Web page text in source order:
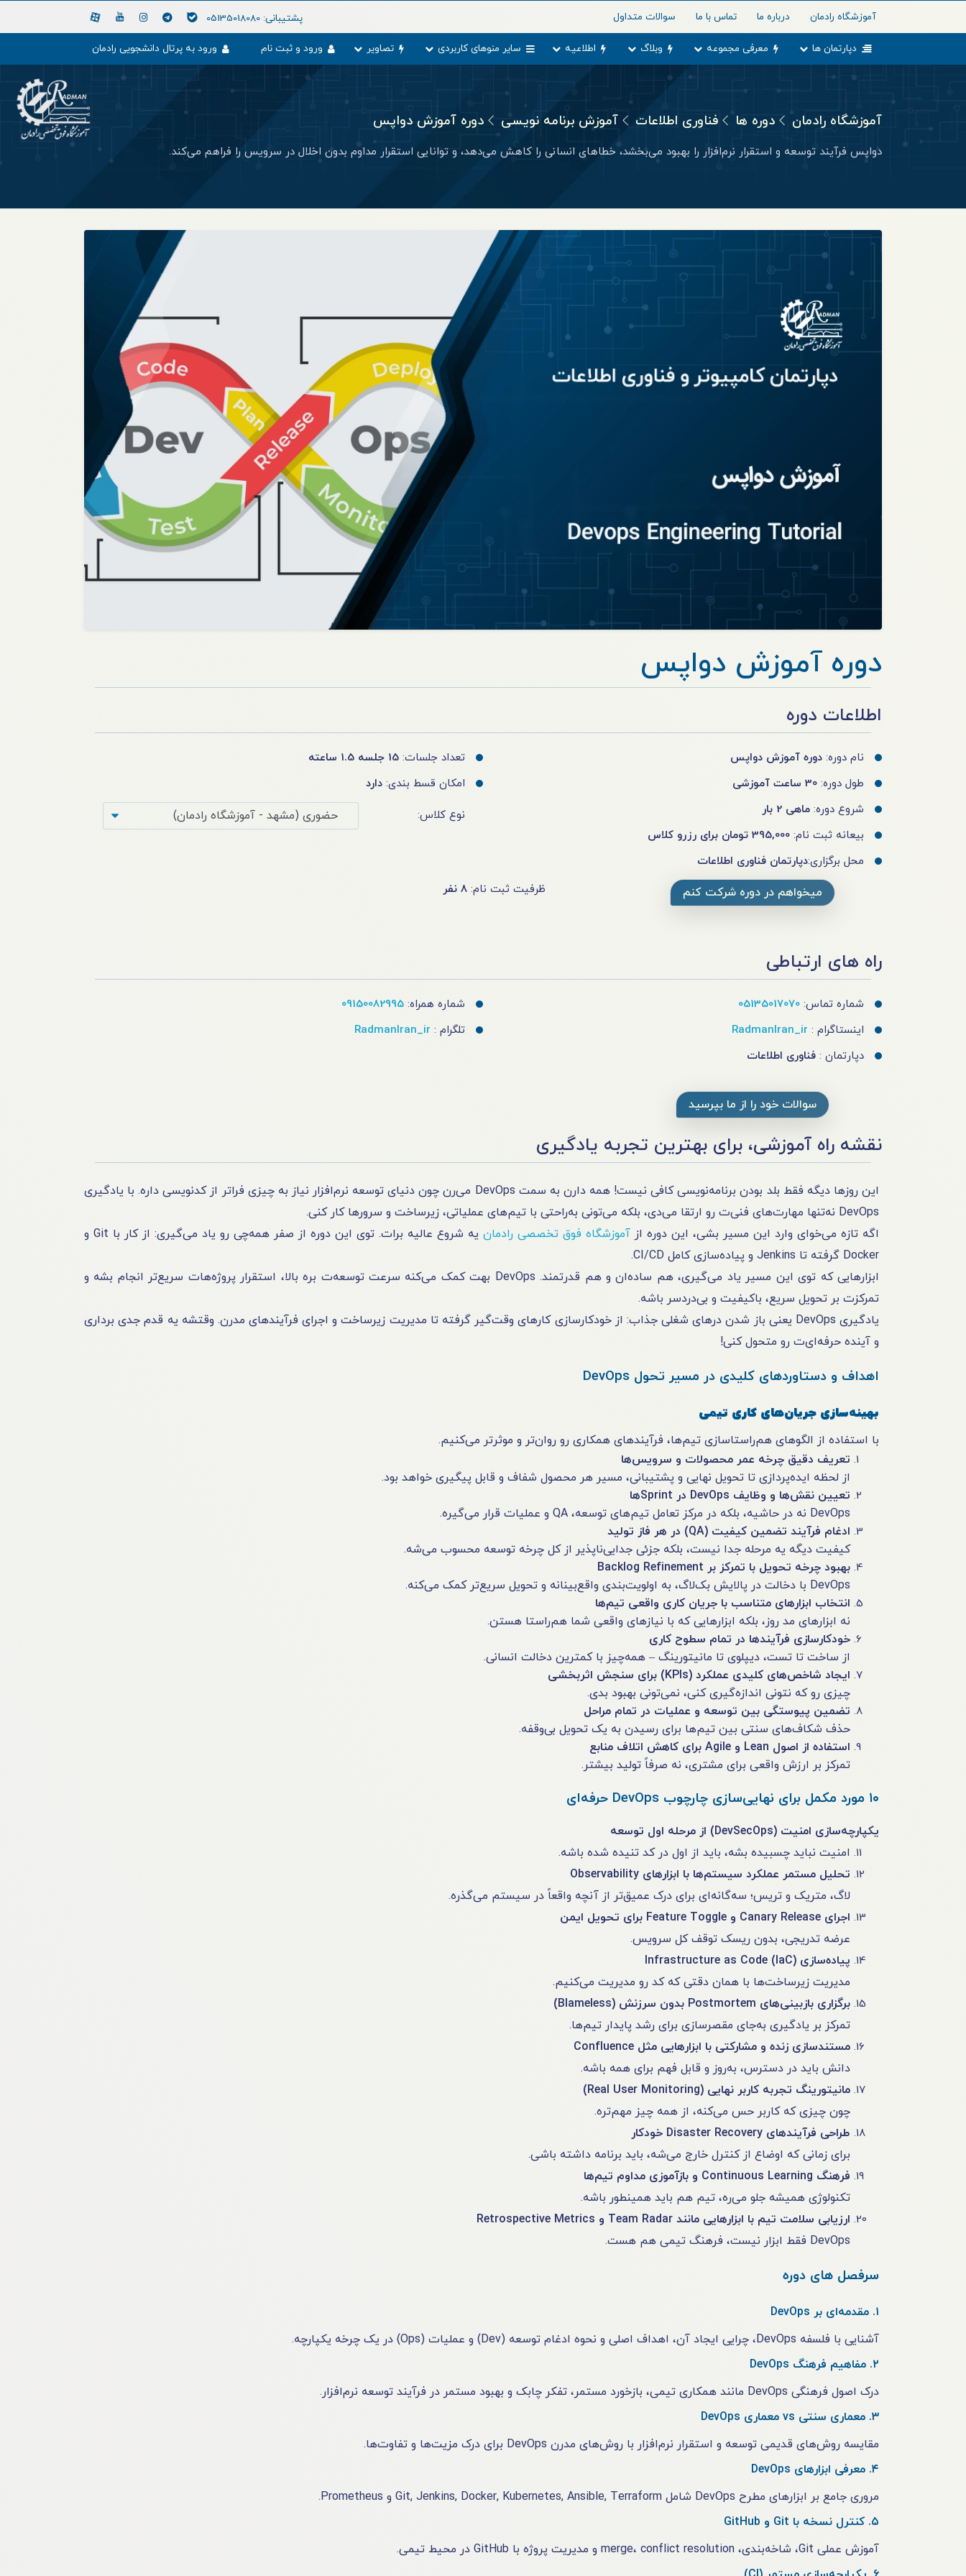
آموزشگاه رادمان درباره ما تماس با ما سوالات متداول پشتیبانی:
دپارتمان ها معرفی مجموعه وبلاگ اطلاعیه سایر منوهای کاربردی تصاویر ورود و ثبت نام ورود به پرتال دانشجویی رادمان
آموزشگاه رادمان دوره ها فناوری اطلاعات آموزش برنامه نویسی دوره آموزش دواپس
دواپس فرآیند توسعه و استقرار نرم‌افزار را بهبود می‌بخشد، خطاهای انسانی را کاهش می‌دهد، و توانایی استقرار مداوم بدون اخلال در سرویس را فراهم می‌کند.
دوره آموزش دواپس
اطلاعات دوره
نام دوره: دوره آموزش دواپس
طول دوره: 30 ساعت آموزشی
شروع دوره: ماهی 2 بار
بیعانه ثبت نام: 395,000 تومان برای رزرو کلاس
محل برگزاری:دپارتمان فناوری اطلاعات
تعداد جلسات: 15 جلسه 1.5 ساعته
امکان قسط بندی: دارد
نوع کلاس:
میخواهم در دوره شرکت کنم ظرفیت ثبت نام:8 نفر
راه های ارتباطی
شماره تماس: 05135017070
اینستاگرام : RadmanIran_ir
دپارتمان : فناوری اطلاعات
شماره همراه: 09150082995
تلگرام : RadmanIran_ir
سوالات خود را از ما بپرسید
نقشه راه آموزشی، برای بهترین تجربه یادگیری
این روزها دیگه فقط بلد بودن برنامه‌نویسی کافی نیست! همه دارن به سمت DevOps می‌رن چون دنیای توسعه نرم‌افزار نیاز به چیزی فراتر از کدنویسی داره. با یادگیری
DevOps نه‌تنها مهارت‌های فنی‌ت رو ارتقا می‌دی، بلکه می‌تونی به‌راحتی با تیم‌های عملیاتی، زیرساخت و سرورها کار کنی.
اگه تازه می‌خوای وارد این مسیر بشی، این دوره از آموزشگاه فوق تخصصی رادمان
یه شروع عالیه برات. توی این دوره از صفر همه‌چی رو یاد می‌گیری: از کار با Git و
Docker گرفته تا Jenkins و پیاده‌سازی کامل CI/CD.
ابزارهایی که توی این مسیر یاد می‌گیری، هم ساده‌ان و هم قدرتمند. DevOps بهت کمک می‌کنه سرعت توسعه‌ت بره بالا، استقرار پروژه‌هات سریع‌تر انجام بشه و
تمرکزت بر تحویل سریع، باکیفیت و بی‌دردسر باشه.
یادگیری DevOps یعنی باز شدن درهای شغلی جذاب: از خودکارسازی کارهای وقت‌گیر گرفته تا مدیریت زیرساخت و اجرای فرآیندهای مدرن. وقتشه یه قدم جدی برداری
و آینده حرفه‌ای‌ت رو متحول کنی!
اهداف و دستاوردهای کلیدی در مسیر تحول DevOps
بهینه‌سازی جریان‌های کاری تیمی
با استفاده از الگوهای هم‌راستاسازی تیم‌ها، فرآیندهای همکاری رو روان‌تر و موثرتر می‌کنیم.
تعریف دقیق چرخه عمر محصولات و سرویس‌ها
از لحظه ایده‌پردازی تا تحویل نهایی و پشتیبانی، مسیر هر محصول شفاف و قابل پیگیری خواهد بود.
تعیین نقش‌ها و وظایف DevOps در Sprintها
DevOps نه در حاشیه، بلکه در مرکز تعامل تیم‌های توسعه، QA و عملیات قرار می‌گیره.
ادغام فرآیند تضمین کیفیت (QA) در هر فاز تولید
کیفیت دیگه یه مرحله جدا نیست، بلکه جزئی جدایی‌ناپذیر از کل چرخه توسعه محسوب می‌شه.
بهبود چرخه تحویل با تمرکز بر Backlog Refinement
DevOps با دخالت در پالایش بک‌لاگ، به اولویت‌بندی واقع‌بینانه و تحویل سریع‌تر کمک می‌کنه.
انتخاب ابزارهای متناسب با جریان کاری واقعی تیم‌ها
نه ابزارهای مد روز، بلکه ابزارهایی که با نیازهای واقعی شما هم‌راستا هستن.
خودکارسازی فرآیندها در تمام سطوح کاری
از ساخت تا تست، دیپلوی تا مانیتورینگ – همه‌چیز با کمترین دخالت انسانی.
ایجاد شاخص‌های کلیدی عملکرد (KPIs) برای سنجش اثربخشی
چیزی رو که نتونی اندازه‌گیری کنی، نمی‌تونی بهبود بدی.
تضمین پیوستگی بین توسعه و عملیات در تمام مراحل
حذف شکاف‌های سنتی بین تیم‌ها برای رسیدن به یک تحویل بی‌وقفه.
استفاده از اصول Lean و Agile برای کاهش اتلاف منابع
تمرکز بر ارزش واقعی برای مشتری، نه صرفاً تولید بیشتر.
۱۰ مورد مکمل برای نهایی‌سازی چارچوب DevOps حرفه‌ای
یکپارچه‌سازی امنیت (DevSecOps) از مرحله اول توسعه
امنیت نباید چسبیده بشه، باید از اول در کد تنیده شده باشه.
تحلیل مستمر عملکرد سیستم‌ها با ابزارهای Observability
لاگ، متریک و تریس؛ سه‌گانه‌ای برای درک عمیق‌تر از آنچه واقعاً در سیستم می‌گذره.
اجرای Canary Release و Feature Toggle برای تحویل ایمن
عرضه تدریجی، بدون ریسک توقف کل سرویس.
پیاده‌سازی Infrastructure as Code (IaC)
مدیریت زیرساخت‌ها با همان دقتی که کد رو مدیریت می‌کنیم.
برگزاری بازبینی‌های Postmortem بدون سرزنش (Blameless)
تمرکز بر یادگیری به‌جای مقصرسازی برای رشد پایدار تیم‌ها.
مستندسازی زنده و مشارکتی با ابزارهایی مثل Confluence
دانش باید در دسترس، به‌روز و قابل فهم برای همه باشه.
مانیتورینگ تجربه کاربر نهایی (Real User Monitoring)
چون چیزی که کاربر حس می‌کنه، از همه چیز مهم‌تره.
طراحی فرآیندهای Disaster Recovery خودکار
برای زمانی که اوضاع از کنترل خارج می‌شه، باید برنامه داشته باشی.
فرهنگ Continuous Learning و بازآموزی مداوم تیم‌ها
تکنولوژی همیشه جلو می‌ره، تیم هم باید همینطور باشه.
ارزیابی سلامت تیم با ابزارهایی مانند Team Radar و Retrospective Metrics
DevOps فقط ابزار نیست، فرهنگ تیمی هم هست.
سرفصل های دوره
۱. مقدمه‌ای بر DevOps
آشنایی با فلسفه DevOps، چرایی ایجاد آن، اهداف اصلی و نحوه ادغام توسعه (Dev) و عملیات (Ops) در یک چرخه یکپارچه.
۲. مفاهیم فرهنگ DevOps
درک اصول فرهنگی DevOps مانند همکاری تیمی، بازخورد مستمر، تفکر چابک و بهبود مستمر در فرآیند توسعه نرم‌افزار.
۳. معماری سنتی vs معماری DevOps
مقایسه روش‌های قدیمی توسعه و استقرار نرم‌افزار با روش‌های مدرن DevOps برای درک مزیت‌ها و تفاوت‌ها.
۴. معرفی ابزارهای DevOps
مروری جامع بر ابزارهای مطرح DevOps شامل Git, Jenkins, Docker, Kubernetes, Ansible, Terraform و Prometheus.
۵. کنترل نسخه با Git و GitHub
آموزش عملی Git، شاخه‌بندی، merge، conflict resolution و مدیریت پروژه با GitHub در محیط تیمی.